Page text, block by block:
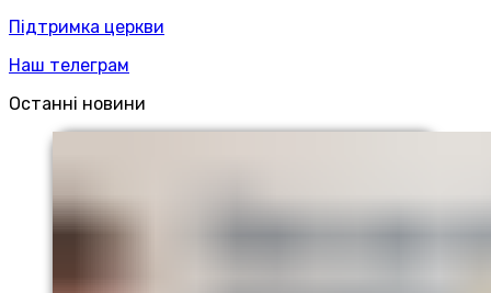
Підтримка церкви
Наш телеграм
Останні новини